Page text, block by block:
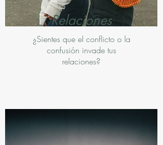
Relaciones
¿Sientes que el conflicto o la
confusión invade tus
relaciones?